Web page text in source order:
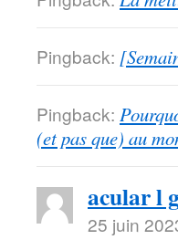
Pingback:
Pingback:
(et pas que) au
acular l
25 juin